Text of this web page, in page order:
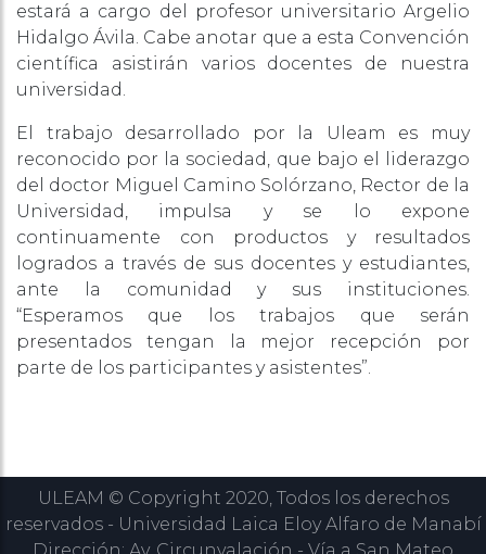
estará a cargo del profesor universitario Argelio
Hidalgo Ávila. Cabe anotar que a esta Convención
científica asistirán varios docentes de nuestra
universidad.
El trabajo desarrollado por la Uleam es muy
reconocido por la sociedad, que bajo el liderazgo
del doctor Miguel Camino Solórzano, Rector de la
Universidad, impulsa y se lo expone
continuamente con productos y resultados
logrados a través de sus docentes y estudiantes,
ante la comunidad y sus instituciones.
“Esperamos que los trabajos que serán
presentados tengan la mejor recepción por
parte de los participantes y asistentes”.
ULEAM © Copyright 2020, Todos los derechos
reservados - Universidad Laica Eloy Alfaro de Manabí